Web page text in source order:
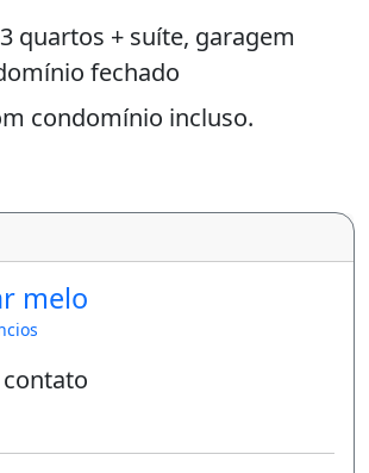
quartos + suíte, garagem
fechado
condomínio incluso.
melo